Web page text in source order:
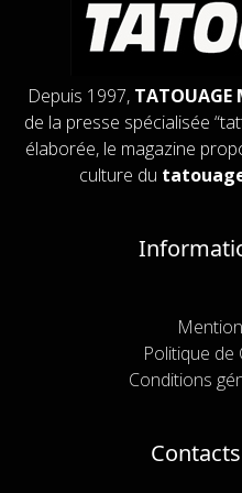
Depuis 1997, TATOUAGE
de la presse spécialisée
élaborée, le magazine
culture du
Politique de
Conditions